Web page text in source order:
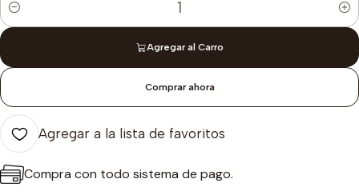
Cantidad
Agregar al Carro
Comprar ahora
Agregar a la lista de favoritos
Compra con todo sistema de pago.